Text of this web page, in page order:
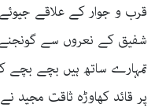
قرب و جوار کے علاقے
شفیق کے نعروں سے گونجنے
تمہارے ساتھ ہیں بچے بچے
پر قائد کھاوڑہ ثاقت مجید